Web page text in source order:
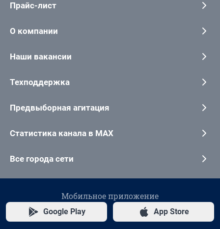
Прайс-лист
О компании
Наши вакансии
Техподдержка
Предвыборная агитация
Статистика канала в MAX
Все города сети
Мобильное приложение
Google Play App Store